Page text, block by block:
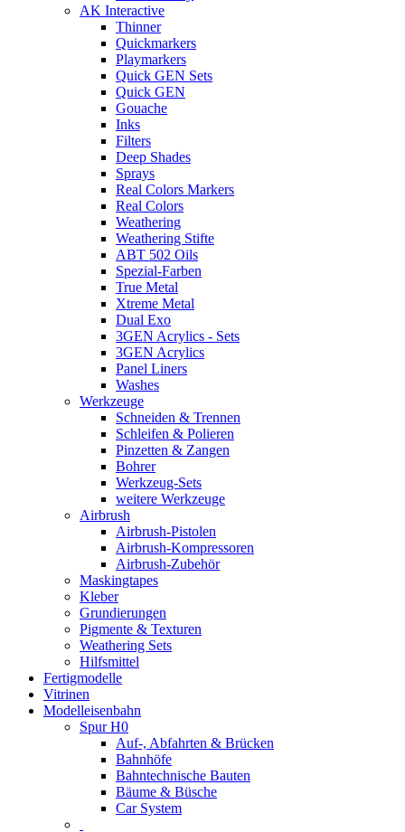
AK Interactive
Thinner
Quickmarkers
Playmarkers
Quick GEN Sets
Quick GEN
Gouache
Inks
Filters
Deep Shades
Sprays
Real Colors Markers
Real Colors
Weathering
Weathering Stifte
ABT 502 Oils
Spezial-Farben
True Metal
Xtreme Metal
Dual Exo
3GEN Acrylics - Sets
3GEN Acrylics
Panel Liners
Washes
Werkzeuge
Schneiden & Trennen
Schleifen & Polieren
Pinzetten & Zangen
Bohrer
Werkzeug-Sets
weitere Werkzeuge
Airbrush
Airbrush-Pistolen
Airbrush-Kompressoren
Airbrush-Zubehör
Maskingtapes
Kleber
Grundierungen
Pigmente & Texturen
Weathering Sets
Hilfsmittel
Fertigmodelle
Vitrinen
Modelleisenbahn
Spur H0
Auf-, Abfahrten & Brücken
Bahnhöfe
Bahntechnische Bauten
Bäume & Büsche
Car System